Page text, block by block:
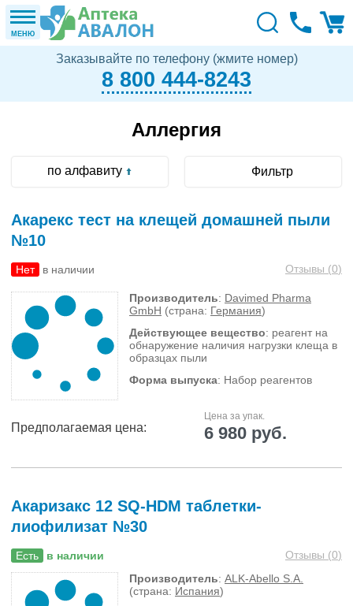
МЕНЮ
Заказывайте по телефону (жмите номер)
8 800 444-8243
Аллергия
по алфавиту Фильтр
Акарекс тест на клещей домашней пыли
№10
Нет в наличии Отзывы (0)
Производитель: Davimed Pharma
GmbH (страна: Германия)
Действующее вещество: реагент на
обнаружение наличия нагрузки клеща в
образцах пыли
Форма выпуска: Набор реагентов
Предполагаемая цена:
Цена за упак.
6 980 руб.
Акаризакс 12 SQ-HDM таблетки-
лиофилизат №30
Есть в наличии Отзывы (0)
Производитель: ALK-Abello S.A.
(страна: Испания)